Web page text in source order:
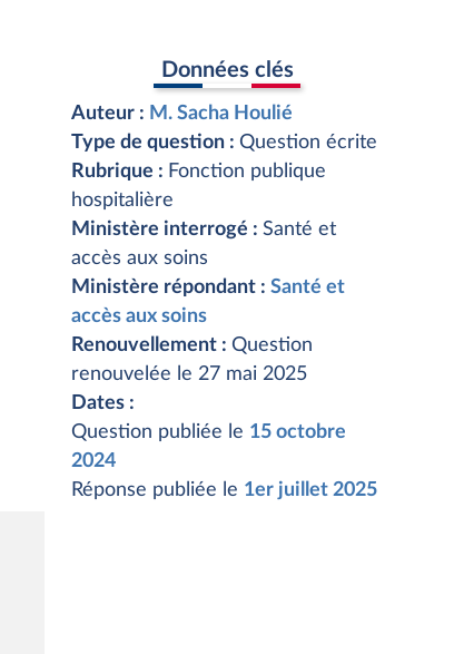
Données clés
Auteur : M. Sacha Houlié
Type de question : Question écrite
Rubrique : Fonction publique
hospitalière
Ministère interrogé : Santé et
accès aux soins
Ministère répondant : Santé et
accès aux soins
Renouvellement : Question
renouvelée le 27 mai 2025
Dates :
Question publiée le 15 octobre
2024
Réponse publiée le 1er juillet 2025